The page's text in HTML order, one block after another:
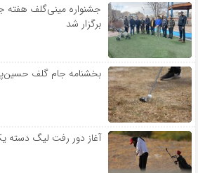
جشنواره مینی‌گلف هفته
برگزار شد
بخشنامه جام گلف
آغاز دور رفت لیگ دسته